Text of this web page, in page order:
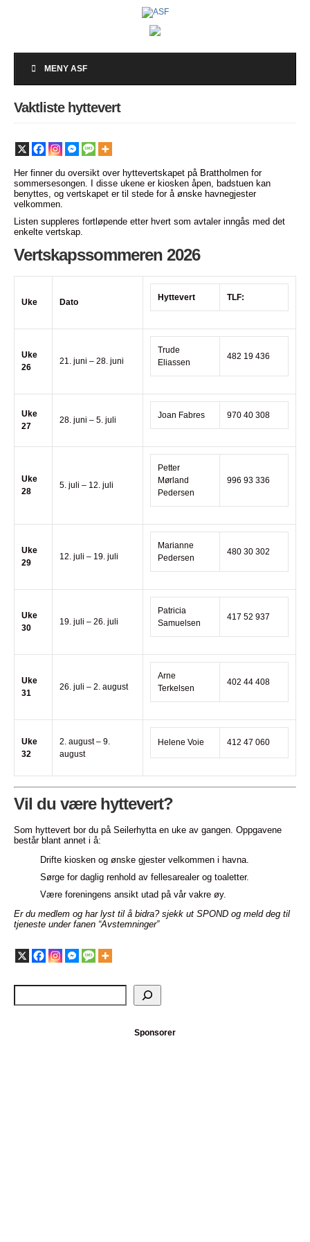
MENY ASF
Vaktliste hyttevert
Her finner du oversikt over hyttevertskapet på Brattholmen for
sommersesongen. I disse ukene er kiosken åpen, badstuen kan
benyttes, og vertskapet er til stede for å ønske havnegjester
velkommen.
Listen suppleres fortløpende etter hvert som avtaler inngås med det
enkelte vertskap.
Vertskapssommeren 2026
Uke Dato Hyttevert TLF:
Uke
26
21. juni – 28. juni
Trude
Eliassen
482 19 436
Uke
27
28. juni – 5. juli Joan Fabres 970 40 308
Uke
28
5. juli – 12. juli
Petter
Mørland
Pedersen
996 93 336
Uke
29
12. juli – 19. juli
Marianne
Pedersen
480 30 302
Uke
30
19. juli – 26. juli
Patricia
Samuelsen
417 52 937
Uke
31
26. juli – 2. august
Arne
Terkelsen
402 44 408
Uke
32
2. august – 9.
august
Helene Voie 412 47 060
Vil du være hyttevert?
Som hyttevert bor du på Seilerhytta en uke av gangen. Oppgavene
består blant annet i å:
Drifte kiosken og ønske gjester velkommen i havna.
Sørge for daglig renhold av fellesarealer og toaletter.
Være foreningens ansikt utad på vår vakre øy.
Er du medlem og har lyst til å bidra? sjekk ut SPOND og meld deg til
tjeneste under fanen “Avstemninger”
Sponsorer